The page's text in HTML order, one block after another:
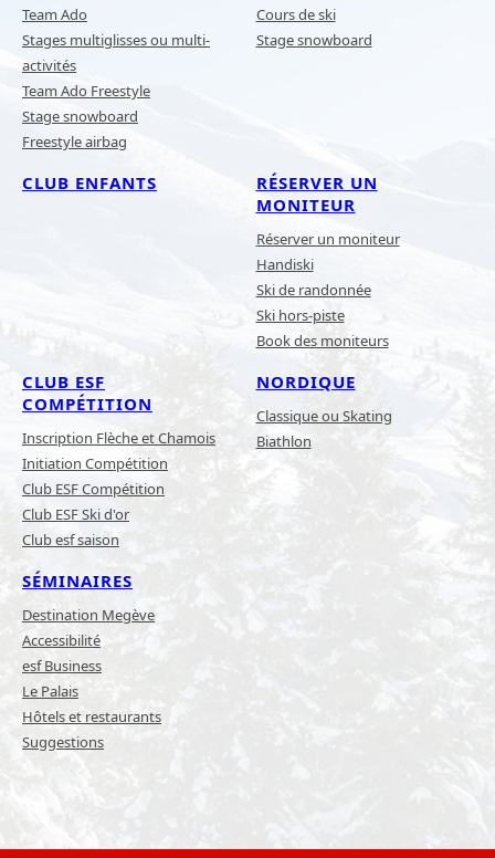
Team Ado
Stages multiglisses ou multi-
activités
Team Ado Freestyle
Stage snowboard
Freestyle airbag
Cours de ski
Stage snowboard
CLUB ENFANTS
RÉSERVER UN
MONITEUR
Réserver un moniteur
Handiski
Ski de randonnée
Ski hors-piste
Book des moniteurs
CLUB ESF
COMPÉTITION
Inscription Flèche et Chamois
Initiation Compétition
Club ESF Compétition
Club ESF Ski d'or
Club esf saison
NORDIQUE
Classique ou Skating
Biathlon
SÉMINAIRES
Destination Megève
Accessibilité
esf Business
Le Palais
Hôtels et restaurants
Suggestions